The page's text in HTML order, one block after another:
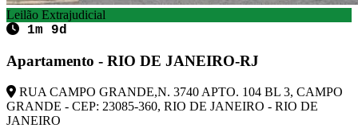
Leilão Extrajudicial
1m 9d
Apartamento - RIO DE JANEIRO-RJ
RUA CAMPO GRANDE,N. 3740 APTO. 104 BL 3, CAMPO
GRANDE - CEP: 23085-360, RIO DE JANEIRO - RIO DE
JANEIRO